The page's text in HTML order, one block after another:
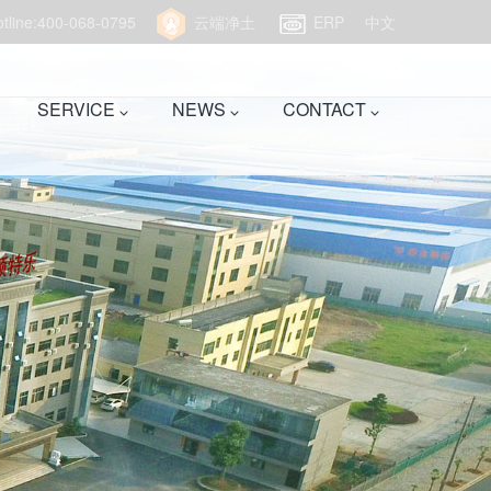
068-0795 云端净土 ERP 中文
SERVICE NEWS CONTACT